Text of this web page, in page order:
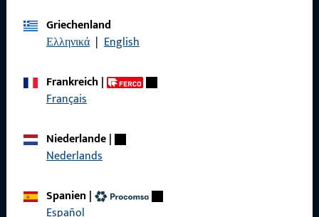
Griechenland
Ελληνικά | English
Frankreich|
Français
Niederlande|
Nederlands
Spanien |
Español
Produkte
Produktkatalog